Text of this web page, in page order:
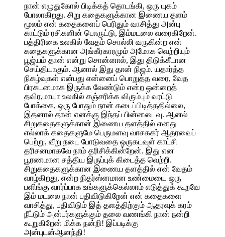
நான் எழுதுகோல் பிடிக்கத் தொடங்கி, ஒரு யுகம்
போலாகிறது. சிறு கதைகளுக்கான இணைய தளம்
மூலம் என் கதைகளைப் பெரிதும் வாசித்து அன்பு
காட்டும் ரசிகளின் பொருட்டு, இம்மடலை வரைகிறேன்.
பத்திரிகை உலகில் வேதம் சொல்லி வருகின்ற என்
கதைகளுக்கான அங்கீரகாரமும் அமோக வெற்றியும்
பூஜ்யம் தான் என்று சொன்னால், இது திடுக்கீடான
செய்தியாகும். ஆனால் இது தான் நிஜம். யதார்த்த
நிகழ்வுகள் என்பது என்னைப் பொறுத்த வரை, வேத
பிரகடனமாக இருக்க வேண்டும் என்ற ஒன்றைத்
தவிர,மாயா உலகில் சஞ்சரிக்க விரும்பும் வரட்டு
போக்கை, ஒரு போதும் நான் கடைப்பிடித்ததில்லை,
இதனால் தான் எனக்கு இந்தப் பின்னடைவு. ஆனல்
சிறுகதைகளுக்கான் இணைய தளத்தில் எனது
எல்லாக் கதைகளுமே பெருமளவு வாசககர் ஆதரவைப்
பெற்று, வீறு நடை போடுவதை ஒருகடவுள் காட்சி
தரிசனமாகவே நாம் தரிசிக்கின்றேன். இது என
பூரணமான சத்திய இருப்புக் கிடைத்த வெற்றி.
சிறுகதைகளுக்கான இணைய தளத்தில் என் வேதம்
வாழ்கிறது, என்ற நிதர்ஸ்னமான உண்மையை ஒரு
பளிங்கு வார்ப்பாக உங்களுக்கெல்லாம் எடுத்துக் கூறவே
இம் மடலை நான் பதிவிடுகிறேன் என் கதைகளை
வாசித்து, பதிவிடும் இத் தளத்திற்கும் ஆதரவுக் கரம்
நீட்டும் அன்பர்களுக்கும் தலை வணங்கி நான் நன்றி
கூறுகிறேன் மிக்க நன்றி! இப்படிக்கு
அன்புடன்ஆனந்தி!